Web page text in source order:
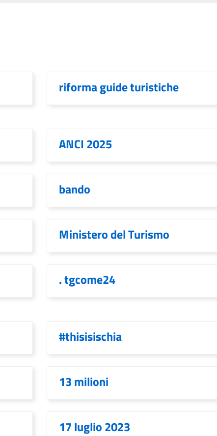
riforma guide turistiche
ANCI 2025
bando
Ministero del Turismo
. tgcome24
#thisisischia
13 milioni
17 luglio 2023